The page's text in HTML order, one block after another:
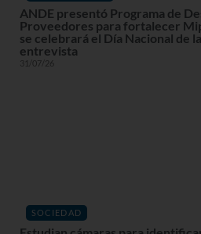
ANDE presentó Programa de
Proveedores para fortalecer
se celebrará el Día Nacional de
entrevista
31/07/26
SOCIEDAD